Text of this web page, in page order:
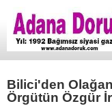
Bilici'den
Örgütün Özgür